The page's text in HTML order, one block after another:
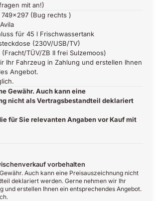
mit an!)
(Bug rechts )
für 45 l Frischwassertank
(230V/USB/TV)
TÜV/ZB II frei Sulzemoos)
Ihr Fahrzeug in Zahlung und erstellen Ihnen
Angebot.
Gewähr. Auch kann eine
nicht als Vertragsbestandteil deklariert
für Sie relevanten Angaben vor Kauf mit
vorbehalten
Auch kann eine Preisauszeichnung nicht
deklariert werden. Gerne nehmen wir Ihr
und erstellen Ihnen ein entsprechendes Angebot.